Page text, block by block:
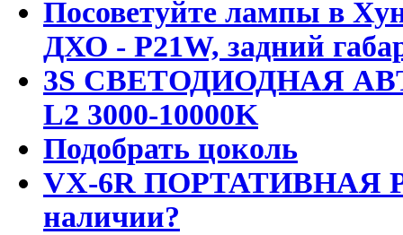
Посоветуйте лампы в
ДХО - P21W, задний
3S СВЕТОДИОДНАЯ
L2 3000-10000K
Подобрать цоколь
VX-6R ПОРТАТИВНАЯ
наличии?